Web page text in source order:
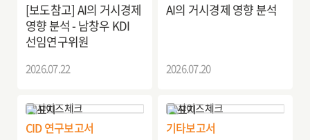
[보도참고] AI의 거시경제
영향 분석 - 남창우 KDI
선임연구위원
2026.07.22
AI의 거시경제 영향 분석
2026.07.20
CID 연구보고서 기타보고서